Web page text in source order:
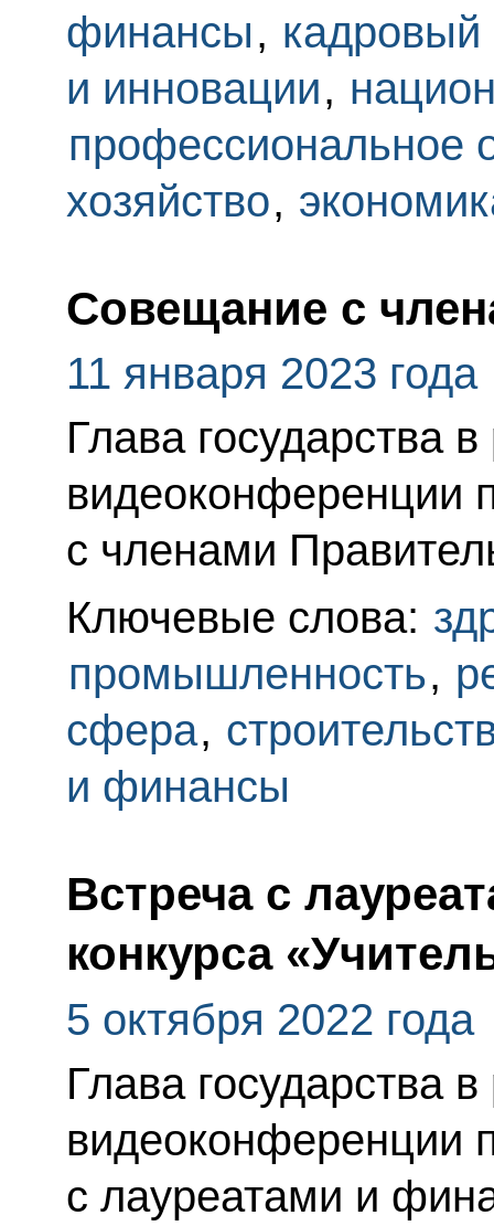
финансы, кадровый
и инновации,
профессиональное
хозяйство,
Совещание с
11 января 2023 года
Глава государства
видеоконференции
с членами
Ключевые слова:
промышленность,
сфера,
и финансы
Встреча с
конкурса
5 октября 2022 года
Глава государства
видеоконференции
с лауреатами и